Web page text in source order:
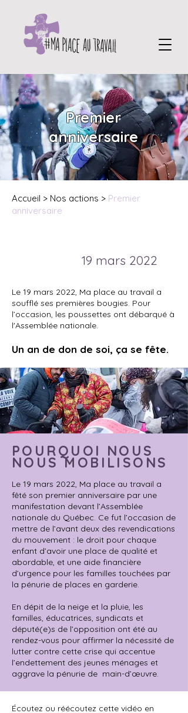
Premier
anniversaire
Accueil ­­> Nos actions > Premier
anniversaire
19 mars 2022
Le 19 mars 2022, Ma place au travail a
soufflé ses premières bougies. Pour
l’occasion, les poussettes ont débarqué à
l'Assemblée nationale.
Un an de don de soi, ça se fête.
POURQUOI NOUS
NOUS MOBILISONS
Le 19 mars 2022, Ma place au travail a
fêté son premier anniversaire par une
manifestation devant l’Assemblée
nationale du Québec. Ce fut l’occasion de
mettre de l’avant deux des revendications
du mouvement : le droit pour chaque
enfant d’avoir une place de qualité et
abordable, et une aide financière
d’urgence pour les familles touchées par
la pénurie de places en garderie.
En dépit de la neige et la pluie, les
familles, éducatrices, syndicats et
député(e)s de l’opposition ont été au
rendez-vous pour affirmer la nécessité de
lutter contre cette crise qui accentue
l’endettement des jeunes ménages et
aggrave la pénurie de main-d’œuvre.
Écoutez ou réécoutez cette vidéo en